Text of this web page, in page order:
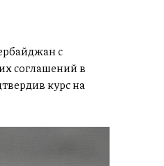
с
соглашений в
курс на